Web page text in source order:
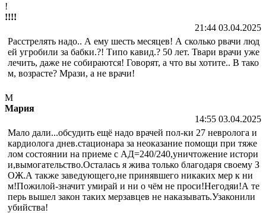
!
!!!!
21:44 03.04.2025
Расстрелять надо.. А ему шесть месяцев! А сколько рвачи люд
ей угробили за бабки.?! Типо кавид.? 50 лет. Твари врачи уже
лечить, даже не собираются! Говорят, а что вы хотите.. В тако
м, возрасте? Мрази, а не врачи!
М
Мария
14:55 03.04.2025
Мало дали...обсудить ещё надо врачей пол-ки 27 невролога и
кардиолога днев.стационара за неоказание помощи при тяже
лом состоянии на приеме с АД=240/240,уничтожение истори
и,вымогательство.Осталась я жива только благодаря своему З
ОЖ.А также заведующего,не принявшего никаких мер к ни
м!Пожилой-значит умирай и ни о чём не проси!Негодяи!А те
перь вышел закон таких мерзавцев не наказывать.Узаконили
убийства!